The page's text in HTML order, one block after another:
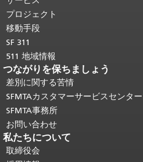
頭に戻る。
プロジェクト
移動手段
SF 311
511 地域情報
つながりを保ちましょう
差別に関する苦情
SFMTAカスタマーサービスセンター
SFMTA事務所
お問い合わせ
私たちについて
取締役会